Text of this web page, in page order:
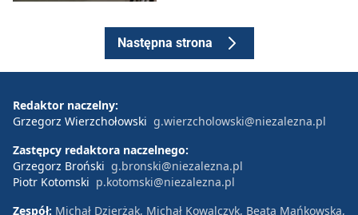
Następna strona
Redaktor naczelny:
Grzegorz Wierzchołowski g.wierzcholowski@niezalezna.pl
Zastępcy redaktora naczelnego:
Grzegorz Broński g.bronski@niezalezna.pl
Piotr Kotomski p.kotomski@niezalezna.pl
Zespół: Michał Dzierżak, Michał Kowalczyk, Beata Mańkowska,